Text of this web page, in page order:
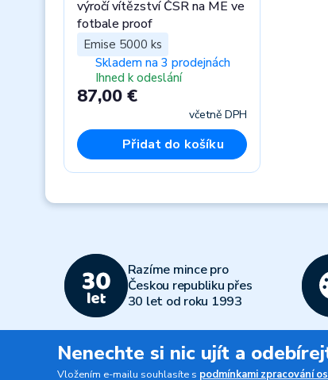
výročí vítězství ČSR na ME ve
fotbale proof
Emise 5000 ks
Skladem na 3 prodejnách
Ihned k odeslání
87,00 €
včetně DPH
Přidat do košíku
Razíme mince pro
Českou republiku přes
30 let od roku 1993
Nenechte si nic ujít a
Vložením e-mailu souhlasíte s podmínkami zpracování